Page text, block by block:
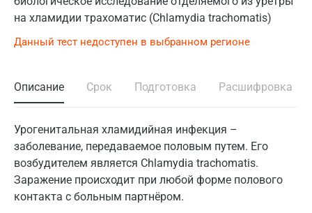
на хламидии трахоматис (Chlamydia trachomatis)
Данный тест недоступен в выбранном регионе
Описание Срок Подготовка Расшифровка
Урогенитальная хламидийная инфекция –
заболевание, передаваемое половым путем. Его
возбудителем является Chlamydia trachomatis.
Заражение происходит при любой форме полового
контакта с больным партнёром.